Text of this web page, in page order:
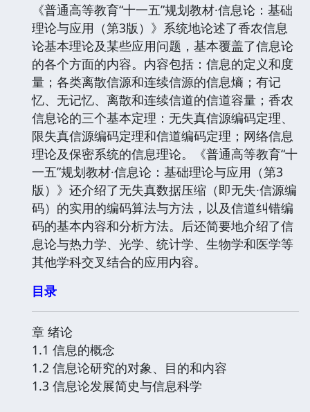
《普通高等教育“十一五”规划教材·信息论：基础
理论与应用（第3版）》系统地论述了香农信息
论基本理论及某些应用问题，基本覆盖了信息论
的各个方面的内容。内容包括：信息的定义和度
量；各类离散信源和连续信源的信息熵；有记
忆、无记忆、离散和连续信道的信道容量；香农
信息论的三个基本定理：无失真信源编码定理、
限失真信源编码定理和信道编码定理；网络信息
理论及保密系统的信息理论。《普通高等教育“十
一五”规划教材·信息论：基础理论与应用（第3
版）》还介绍了无失真数据压缩（即无失·信源编
码）的实用的编码算法与方法，以及信道纠错编
码的基本内容和分析方法。后还简要地介绍了信
息论与热力学、光学、统计学、生物学和医学等
其他学科交叉结合的应用内容。
目录
章 绪论
1.1 信息的概念
1.2 信息论研究的对象、目的和内容
1.3 信息论发展简史与信息科学